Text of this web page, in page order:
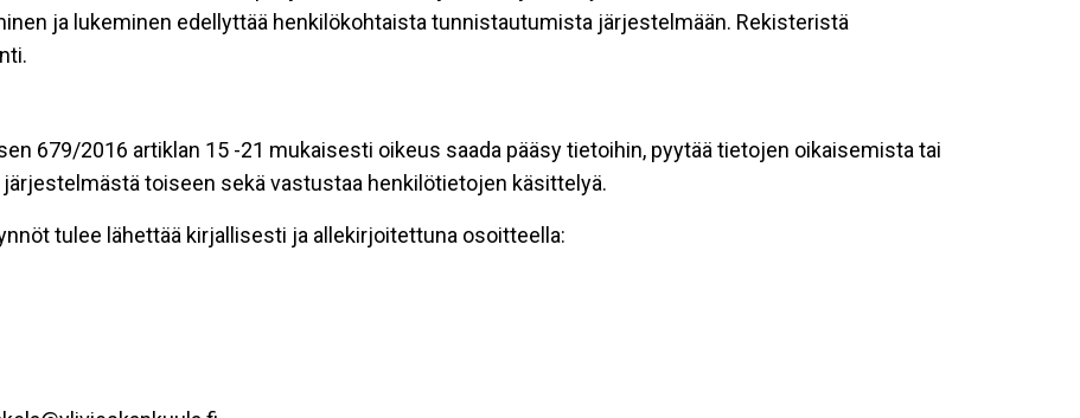
ja lukeminen edellyttää henkilökohtaista tunnistautumista järjestelmään. Rekisteristä
679/2016 artiklan 15 -21 mukaisesti oikeus saada pääsy tietoihin, pyytää tietojen oikaisemista tai
toiseen sekä vastustaa henkilötietojen käsittelyä.
tulee lähettää kirjallisesti ja allekirjoitettuna osoitteella: